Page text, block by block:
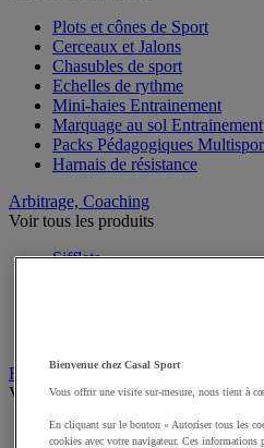
Plots et cônes de Sport
Cerceaux et Jalons
Chasubles de sport
Echelles de rythme
Mini-haies Entrainement
Marquage au sol Entrainement
Packs Pédagogiques
Harnais de résistance
Arbitrage, Coaching
Voir tous les produits
Sifflets
Récompenses sportives
Voir tous les produits
Coupes et trophées sportifs
Bienvenue chez Casal Sport
Vous offrir une visite sur-mesure, nous tient à
En cliquant sur le bouton « Autoriser tous les
cookies avec votre navigateur. Ces informations